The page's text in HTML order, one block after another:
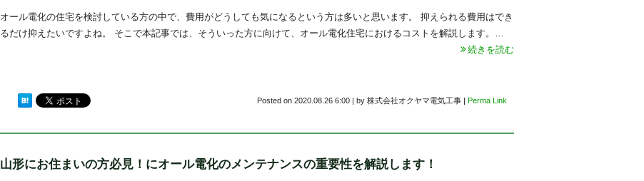
オール電化の住宅を検討している方の中で、費用がどうしても気になるという方は多いと思います。 抑えられる費用はでき
るだけ抑えたいですよね。 そこで本記事では、そういった方に向けて、オール電化住宅におけるコストを解説します。…
続きを読む
Posted on 2020.08.26 6:00 | by 株式会社オクヤマ電気工事 | Perma Link
山形にお住まいの方必見！にオール電化のメンテナンスの重要性を解説します！